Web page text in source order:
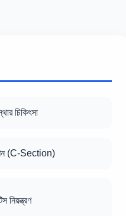
চিকিৎসা
(C-Section)
নিয়ন্ত্রণ